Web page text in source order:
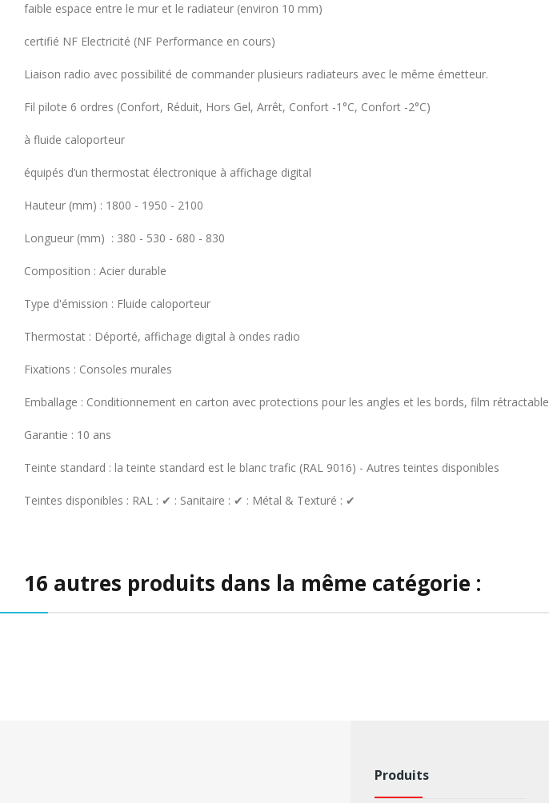
faible espace entre le mur et le radiateur (environ 10 mm)
certifié NF Electricité (NF Performance en cours)
Liaison radio avec possibilité de commander plusieurs radiateurs avec le même émetteur.
Fil pilote 6 ordres (Confort, Réduit, Hors Gel, Arrêt, Confort -1°C, Confort -2°C)
à fluide caloporteur
équipés d’un thermostat électronique à affichage digital
Hauteur (mm) : 1800 - 1950 - 2100
Longueur (mm) : 380 - 530 - 680 - 830
Composition : Acier durable
Type d'émission : Fluide caloporteur
Thermostat : Déporté, affichage digital à ondes radio
Fixations : Consoles murales
Emballage : Conditionnement en carton avec protections pour les angles et les bords, film rétractable
Garantie : 10 ans
Teinte standard : la teinte standard est le blanc trafic (RAL 9016) - Autres teintes disponibles
Teintes disponibles : RAL : ✔ : Sanitaire : ✔ : Métal & Texturé : ✔
16 autres produits dans la même catégorie :
Produits